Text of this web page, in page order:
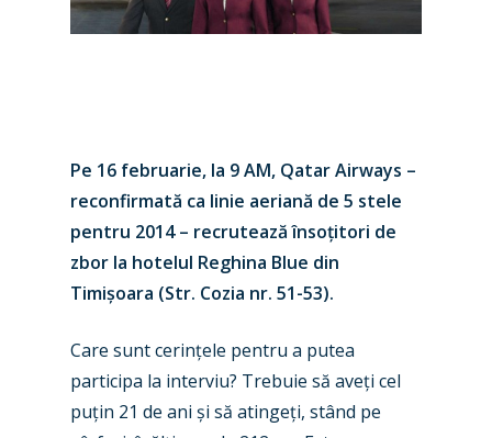
Pe 16 februarie, la 9 AM, Qatar Airways –
reconfirmată ca linie aeriană de 5 stele
pentru 2014 – recrutează însoțitori de
zbor la hotelul Reghina Blue din
Timișoara (Str. Cozia nr. 51-53).
Care sunt cerințele pentru a putea
participa la interviu? Trebuie să aveți cel
puțin 21 de ani și să atingeți, stând pe